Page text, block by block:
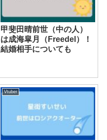
甲斐田晴前世（中の人）
は成海皐月（Freedel）！
結婚相手についても
Vtuber